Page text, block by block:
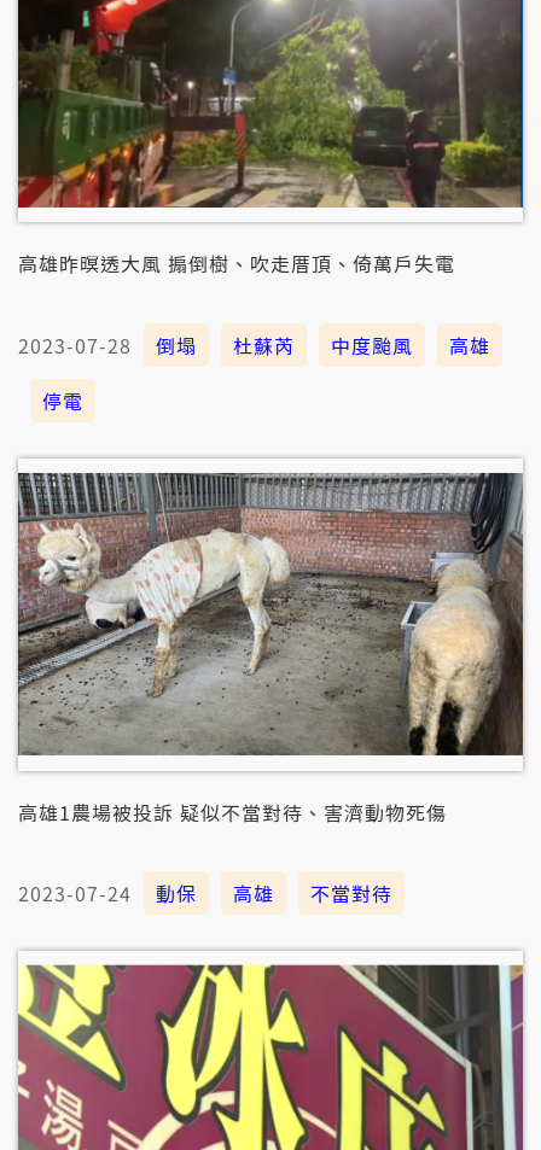
高雄昨暝透大風 搧倒樹、吹走厝頂、倚萬戶失電
2023-07-28 倒塌 杜蘇芮 中度颱風
高雄
停電
高雄1農場被投訴 疑似不當對待、害濟動物死傷
2023-07-24 動保 高雄 不當對待